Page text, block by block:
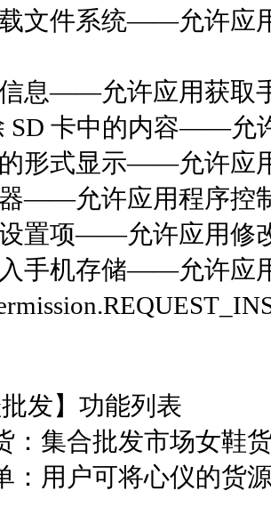
文件系统——允许应
息——允许应用获取
SD 卡中的内容——允
形式显示——允许应
——允许应用程序控
置项——允许应用修
手机存储——允许应
批发】功能列表
：集合批发市场女鞋
：用户可将心仪的货